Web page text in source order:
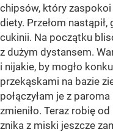
chipsów, który
diety. Przełom
cukinii. Na początku
z dużym dystansem.
i nijakie, by mogło
przekąskami na bazie
połączyłam je z
zmieniło. Teraz robię
znika z miski jeszcze